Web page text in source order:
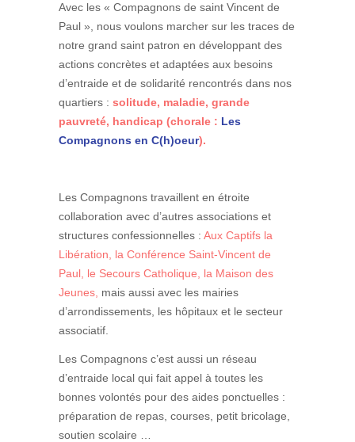
Avec les « Compagnons de saint Vincent de
Paul », nous voulons marcher sur les traces de
notre grand saint patron en développant des
actions concrètes et adaptées aux besoins
d’entraide et de solidarité rencontrés dans nos
quartiers : solitude, maladie, grande
pauvreté, handicap (chorale : Les
Compagnons en C(h)oeur).
Les Compagnons travaillent en étroite
collaboration avec d’autres associations et
structures confessionnelles : Aux Captifs la
Libération
la Conférence Saint-Vincent de
Paul, le Secours Catholique
la Maison des
Jeunes, mais aussi avec les mairies
d’arrondissements, les hôpitaux et le secteur
associatif.
Les Compagnons c’est aussi un réseau
d’entraide local qui fait appel à toutes les
bonnes volontés pour des aides ponctuelles :
préparation de repas, courses, petit bricolage,
soutien scolaire …